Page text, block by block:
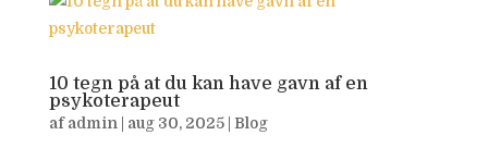
10 tegn på at du kan have gavn af en
psykoterapeut
afadmin aug 30, 2025| Blog